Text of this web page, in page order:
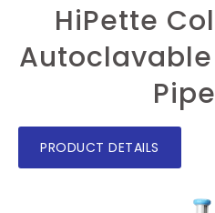
HiPette
PRODUCT DETAILS